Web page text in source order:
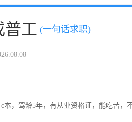
普工 (一句话求职)
本，驾龄5年，有从业资格证，能吃苦